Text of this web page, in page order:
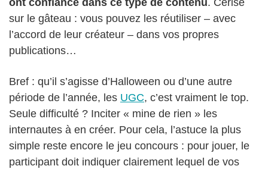
ont confiance dans ce type de contenu. Cerise
sur le gâteau : vous pouvez les réutiliser – avec
l’accord de leur créateur – dans vos propres
publications…
Bref : qu’il s’agisse d’Halloween ou d’une autre
période de l’année, les UGC, c’est vraiment le top.
Seule difficulté ? Inciter « mine de rien » les
internautes à en créer. Pour cela, l’astuce la plus
simple reste encore le jeu concours : pour jouer, le
participant doit indiquer clairement lequel de vos